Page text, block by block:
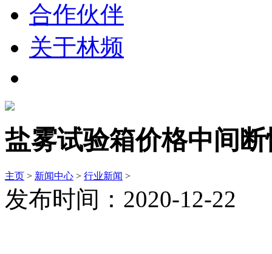
合作伙伴
关于林频
盐雾试验箱价格中间
主页 > 新闻中心 > 行业新闻 >
发布时间：2020-12-22